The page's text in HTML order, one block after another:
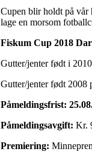
Cupen blir holdt på vår
lage en morsom
Fiskum Cup 2018
Gutter/jenter født i
Gutter/jenter født 2008
Påmeldingsfrist:
Påmeldingsavgift: Kr.
Premiering: